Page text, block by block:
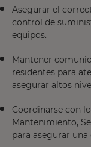
Asegurar el
control de
equipos.
Mantener
residentes para
asegurar altos
Coordinarse con
Mantenimiento,
para asegurar